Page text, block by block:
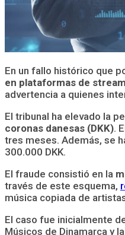
En un fallo histórico que
en plataformas de
advertencia a quienes
El tribunal ha elevado la
coronas danesas (DKK).
tres meses. Además, se
300.000 DKK.
El fraude consistió en la
través de este esquema,
música copiada de
El caso fue inicialmente
Músicos de Dinamarca y